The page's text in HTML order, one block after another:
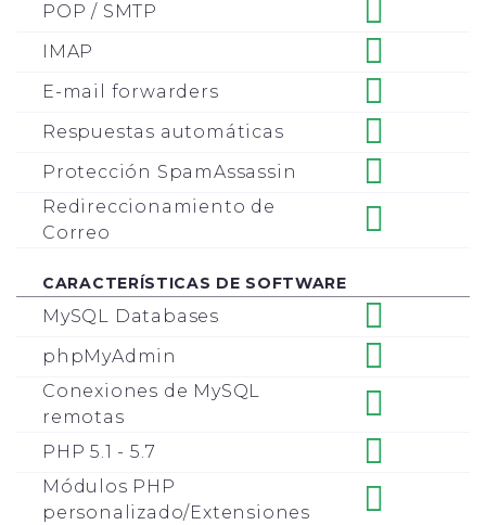
POP / SMTP
IMAP
E-mail forwarders
Respuestas automáticas
Protección SpamAssassin
Redireccionamiento de
Correo
CARACTERÍSTICAS DE SOFTWARE
MySQL Databases
phpMyAdmin
Conexiones de MySQL
remotas
PHP 5.1 - 5.7
Módulos PHP
personalizado/Extensiones